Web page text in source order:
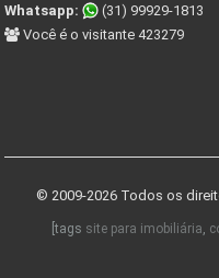
Whatsapp:
(31) 99929-1813
Você é o visitante 423279
© 2009-2026 Todos os
[tags site para imobiliária,